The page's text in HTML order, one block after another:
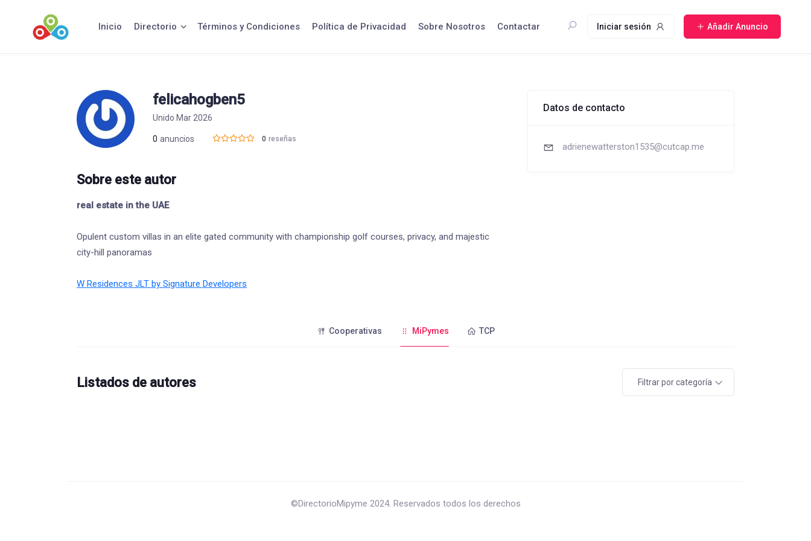
contenido
Inicio Directorio Términos y Condiciones Política de Privacidad Sobre Nosotros Contactar Iniciar sesión Añadir Anuncio
felicahogben5
Unido Mar 2026
0 anuncios 0 reseñas
Sobre este autor
real estate in the UAE
Opulent custom villas in an elite gated community with championship golf courses, privacy, and majestic
city-hill panoramas
W Residences JLT by Signature Developers
Datos de contacto
adrienewatterston1535@cutcap.me
Cooperativas MiPymes TCP
Listados de autores Filtrar por categoría
©DirectorioMipyme 2024. Reservados todos los derechos